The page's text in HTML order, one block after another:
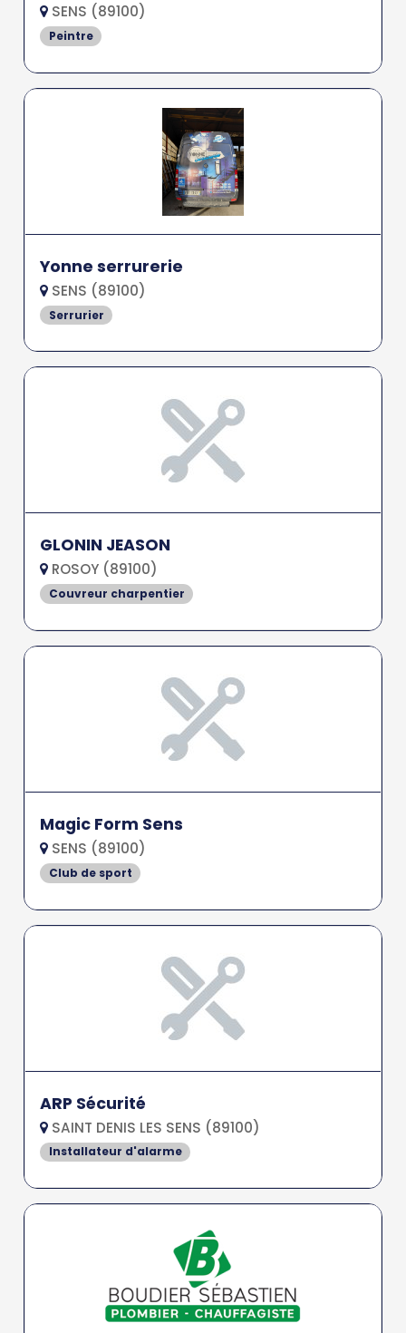
SENS (89100)
Peintre
Yonne serrurerie
SENS (89100)
Serrurier
GLONIN JEASON
ROSOY (89100)
Couvreur charpentier
Magic Form Sens
SENS (89100)
Club de sport
ARP Sécurité
SAINT DENIS LES SENS (89100)
Installateur d'alarme